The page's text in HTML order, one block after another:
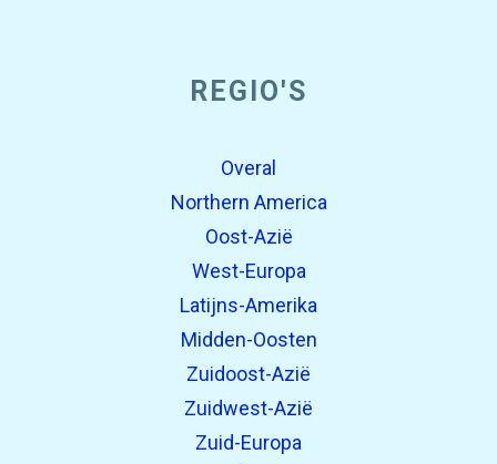
REGIO'S
Overal
Northern America
Oost-Azië
West-Europa
Latijns-Amerika
Midden-Oosten
Zuidoost-Azië
Zuidwest-Azië
Zuid-Europa